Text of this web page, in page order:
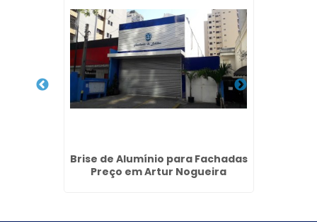
Brise de Alumínio para Fachadas
Preço em Artur Nogueira